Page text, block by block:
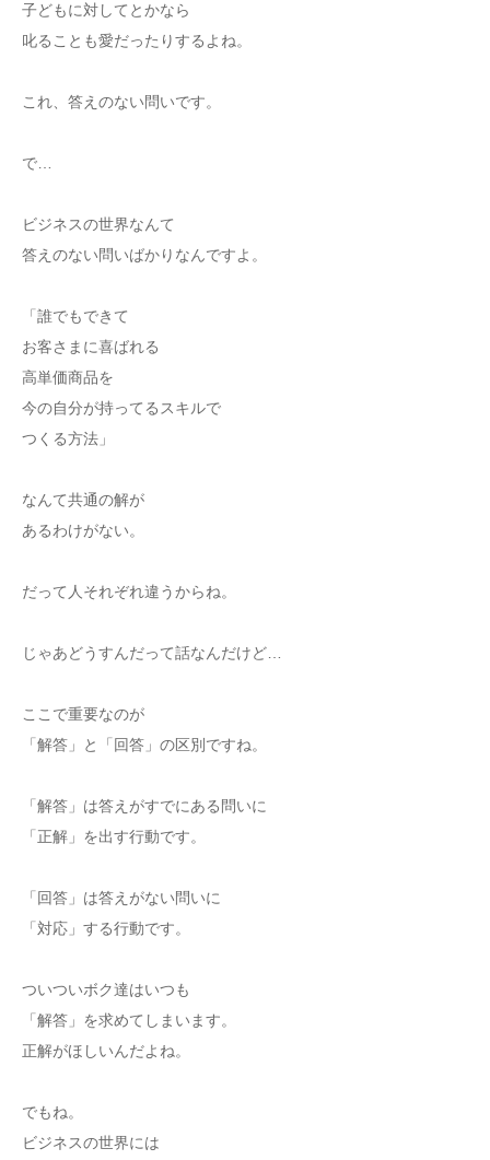
子どもに対してとかなら
叱ることも愛だったりするよね。
これ、答えのない問いです。
で…
ビジネスの世界なんて
答えのない問いばかりなんですよ。
「誰でもできて
お客さまに喜ばれる
高単価商品を
今の自分が持ってるスキルで
つくる方法」
なんて共通の解が
あるわけがない。
だって人それぞれ違うからね。
じゃあどうすんだって話なんだけど…
ここで重要なのが
「解答」と「回答」の区別ですね。
「解答」は答えがすでにある問いに
「正解」を出す行動です。
「回答」は答えがない問いに
「対応」する行動です。
ついついボク達はいつも
「解答」を求めてしまいます。
正解がほしいんだよね。
でもね。
ビジネスの世界には